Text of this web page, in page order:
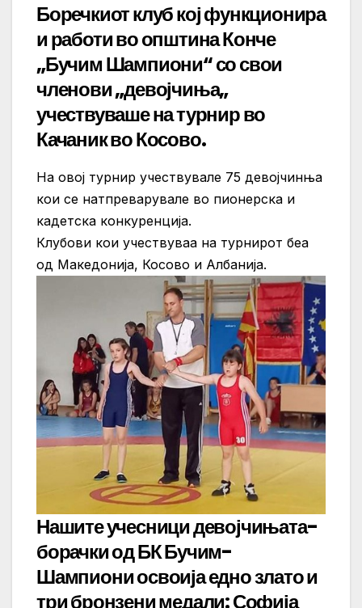
Боречкиот клуб кој функционира
и работи во општина Конче
„Бучим Шампиони“ со свои
членови „девојчиња„
учествуваше на турнир во
Качаник во Косово.
На овој турнир учествувале 75 девојчинња
кои се натпреварувале во пионерска и
кадетска конкуренција.
Клубови кои учествуваа на турнирот беа
од Македонија, Косово и Албанија.
Нашите учесници девојчињата-
борачки од БК Бучим-
Шампиони освоија едно злато и
три бронзени медали: Софија